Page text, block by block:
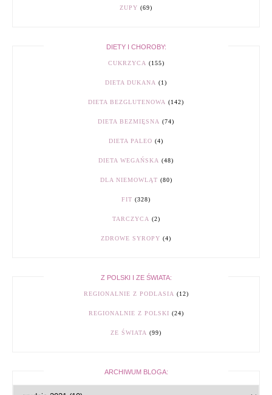
ZUPY (69)
DIETY I CHOROBY:
CUKRZYCA (155)
DIETA DUKANA (1)
DIETA BEZGLUTENOWA (142)
DIETA BEZMIĘSNA (74)
DIETA PALEO (4)
DIETA WEGAŃSKA (48)
DLA NIEMOWLĄT (80)
FIT (328)
TARCZYCA (2)
ZDROWE SYROPY (4)
Z POLSKI I ZE ŚWIATA:
REGIONALNIE Z PODLASIA (12)
REGIONALNIE Z POLSKI (24)
ZE ŚWIATA (99)
ARCHIWUM BLOGA: